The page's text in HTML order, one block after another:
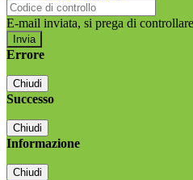
E-mail inviata, si prega di
Errore
Chiudi
Successo
Chiudi
Informazione
Chiudi